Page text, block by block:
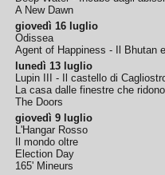
A New Dawn
giovedì 16 luglio
Odissea
Agent of Happiness - Il Bhutan
lunedì 13 luglio
Lupin III - Il castello di
La casa dalle finestre che ridono
The Doors
giovedì 9 luglio
L'Hangar Rosso
Il mondo oltre
Election Day
165' Mineurs